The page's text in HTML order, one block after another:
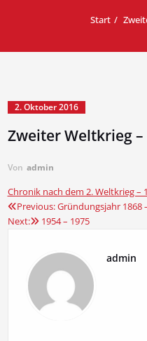
Start
2. Oktober 2016
Zweiter Weltkrieg –
Von admin
Chronik nach dem 2. Weltkrieg –
Previous:Gründungsjahr 1868
Next:
1954 – 1975
admin